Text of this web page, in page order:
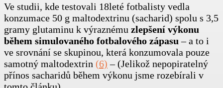
Ve studii, kde testovali 18leté fotbalisty vedla
konzumace 50 g maltodextrinu (sacharid) spolu s 3,5
gramy glutaminu k výraznému zlepšení výkonu
během simulovaného fotbalového zápasu – a to i
ve srovnání se skupinou, která konzumovala pouze
samotný maltodextrin (6) – (Jelikož nepopiratelný
přínos sacharidů během výkonu jsme rozebírali v